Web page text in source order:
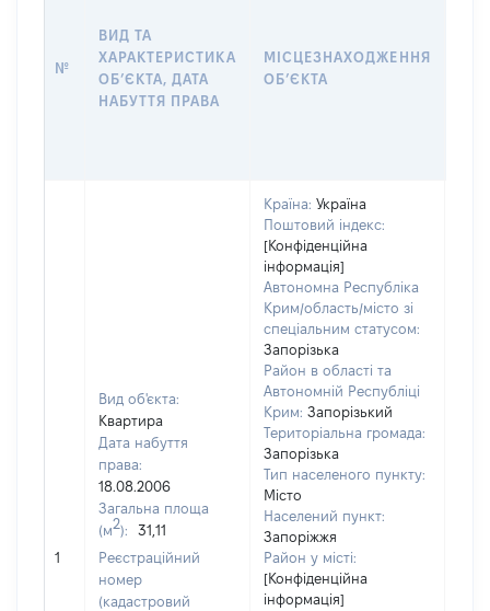
№
ВИД ТА
ХАРАКТЕРИСТИКА
ОБʼЄКТА, ДАТА
НАБУТТЯ ПРАВА
МІСЦЕЗНАХОДЖЕННЯ
ОБʼЄКТА
1
Вид об'єкта:
Квартира
Дата набуття
права:
18.08.2006
Загальна площа
(м2):
31,11
Реєстраційний
номер
(кадастровий
Країна: Україна
Поштовий індекс:
[Конфіденційна
інформація]
Автономна Республіка
Крим/область/місто зі
спеціальним статусом:
Запорізька
Район в області та
Автономній Республіці
Крим: Запорізький
Територіальна громада:
Запорізька
Тип населеного пункту:
Місто
Населений пункт:
Запоріжжя
Район у місті:
[Конфіденційна
інформація]